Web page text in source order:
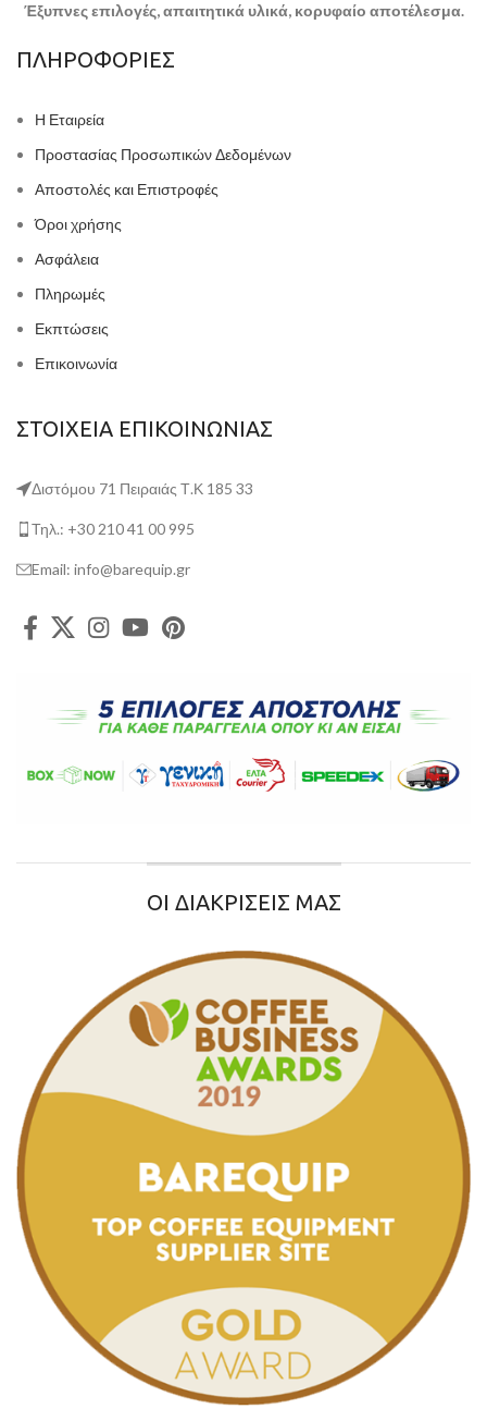
Έξυπνες επιλογές, απαιτητικά υλικά, κορυφαίο αποτέλεσμα.
ΠΛΗΡΟΦΟΡΙΕΣ
Η Εταιρεία
Προστασίας Προσωπικών Δεδομένων
Αποστολές και Επιστροφές
Όροι χρήσης
Ασφάλεια
Πληρωμές
Εκπτώσεις
Επικοινωνία
ΣΤΟΙΧΕΙΑ ΕΠΙΚΟΙΝΩΝΙΑΣ
Διστόμου 71 Πειραιάς Τ.Κ 185 33
Τηλ.: +30 210 41 00 995
Email: info@barequip.gr
ΟΙ ΔΙΑΚΡΙΣΕΙΣ ΜΑΣ